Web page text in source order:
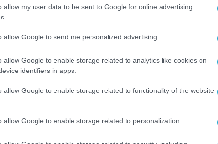
allow my user data to be sent to Google for online advertising
allow Google to send me personalized advertising.
allow Google to enable storage related to analytics like cookies on
identifiers in apps.
allow Google to enable storage related to functionality of the website
allow Google to enable storage related to personalization.
του Υπουργείου Περιβάλλοντος και
στη Βουλή των Ελλήνων προς
στον χώρο του χωρικού σχεδιασμού
Υπουργείου Περιβάλλοντος και Ενέργειας
με κοινωνική δικαιοσύνη και
και ενοποίησης όλης της